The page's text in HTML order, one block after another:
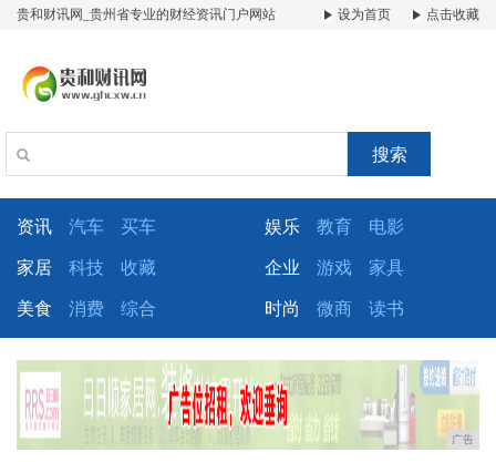
贵和财讯网_贵州省专业的财经资讯门户网站 设为首页 点击收藏
搜索
资讯 汽车 买车 娱乐 教育 电影
家居 科技 收藏 企业 游戏 家具
美食 消费 综合 时尚 微商 读书
广告